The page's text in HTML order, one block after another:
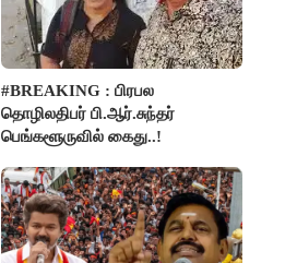
#BREAKING : பிரபல
தொழிலதிபர் பி.ஆர்.சுந்தர்
பெங்களூருவில் கைது..!